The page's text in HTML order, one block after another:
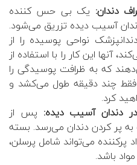
دندان: یک بی حس کننده
آسیب دیده تزریق می‌شود.
نواحی پوسیده را از
آنها این کار را با استفاده از
که به ظرافت پوسیدگی را
فقط چند دقیقه طول می‌کشد و
کرد.
دندان آسیب دیده: پس از
پر کردن دندان می‌رسد. بسته
پرکننده می‌تواند شامل پرسلن،
باشد.